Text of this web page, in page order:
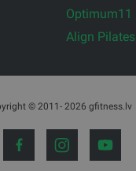
Optimum11
Align Pilates
© 2011- 2026 gfitness.lv